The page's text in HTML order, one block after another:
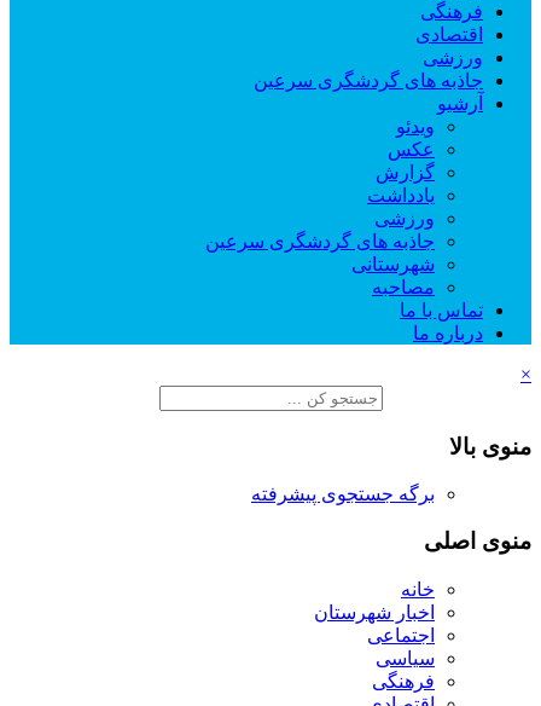
فرهنگی
اقتصادی
ورزشی
جاذبه های گردشگری سرعین
آرشیو
ویدئو
عکس
گزارش
یادداشت
ورزشی
جاذبه های گردشگری سرعین
شهرستانی
مصاحبه
تماس با ما
درباره ما
×
منوی بالا
برگه جستجوی پیشرفته
منوی اصلی
خانه
اخبار شهرستان
اجتماعی
سیاسی
فرهنگی